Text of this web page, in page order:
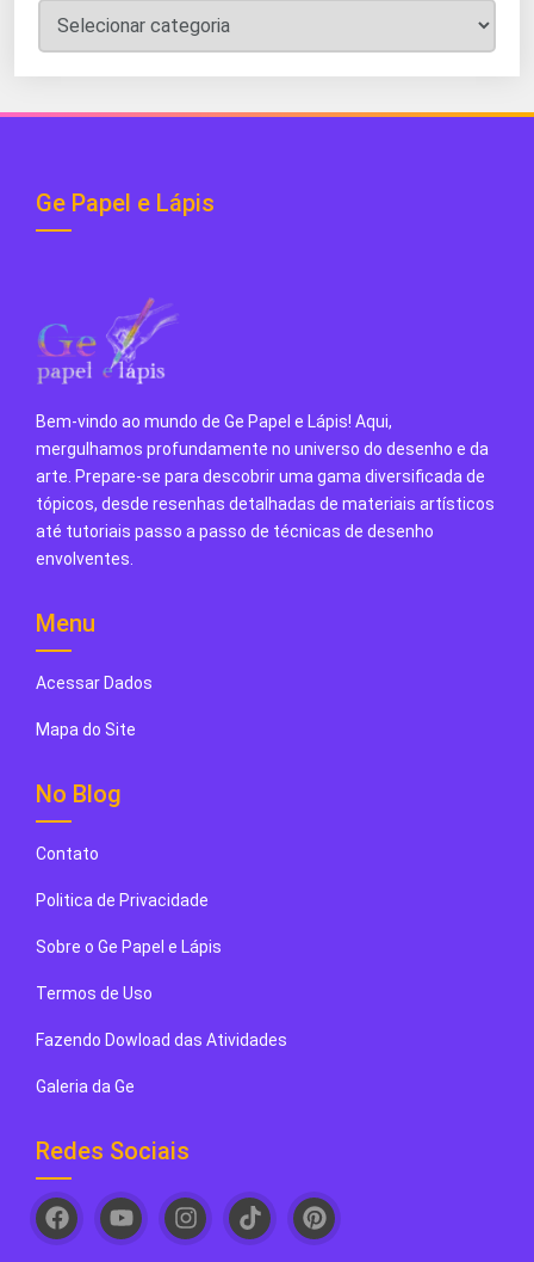
Categorias
do
Blog
Ge Papel e Lápis
Bem-vindo ao mundo de Ge Papel e Lápis! Aqui,
mergulhamos profundamente no universo do desenho e da
arte. Prepare-se para descobrir uma gama diversificada de
tópicos, desde resenhas detalhadas de materiais artísticos
até tutoriais passo a passo de técnicas de desenho
envolventes.
Menu
Acessar Dados
Mapa do Site
No Blog
Contato
Politica de Privacidade
Sobre o Ge Papel e Lápis
Termos de Uso
Fazendo Dowload das Atividades
Galeria da Ge
Redes Sociais